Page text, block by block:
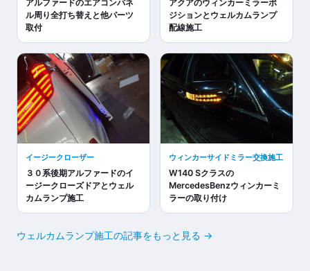
アルファードのエアコンパネ
ル周り全打ち替えと他パーツ
取付
アクアのウィンカーミラーポ
ジションとウェルカムランプ
配線施工
イージークローザー
３０系後期アルファードのイ
ージークローズドアとウェル
カムランプ施工
ウィンカーサイドミラー交換施工
W140 Sクラスの
MercedesBenzウィンカーミ
ラーの取り付け
ウェルカムランプ施工の記事をもっと見る →